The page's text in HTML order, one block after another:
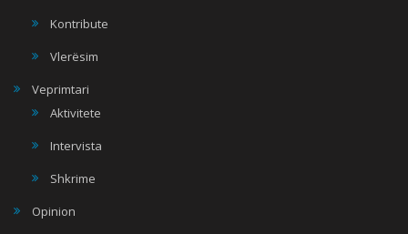
Kontribute
Vlerësim
Veprimtari
Aktivitete
Intervista
Shkrime
Opinion